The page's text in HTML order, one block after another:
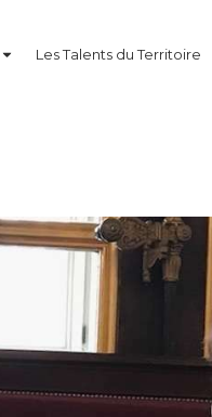
Les Talents du Territoire